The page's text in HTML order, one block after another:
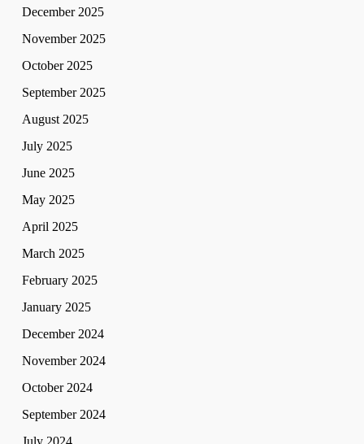
December 2025
November 2025
October 2025
September 2025
August 2025
July 2025
June 2025
May 2025
April 2025
March 2025
February 2025
January 2025
December 2024
November 2024
October 2024
September 2024
July 2024